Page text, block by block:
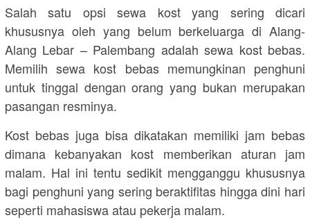
Salah satu opsi sewa kost yang sering dicari
khususnya oleh yang belum berkeluarga di Alang-
Alang Lebar – Palembang adalah sewa kost bebas.
Memilih sewa kost bebas memungkinan penghuni
untuk tinggal dengan orang yang bukan merupakan
pasangan resminya.
Kost bebas juga bisa dikatakan memiliki jam bebas
dimana kebanyakan kost memberikan aturan jam
malam. Hal ini tentu sedikit mengganggu khususnya
bagi penghuni yang sering beraktifitas hingga dini hari
seperti mahasiswa atau pekerja malam.